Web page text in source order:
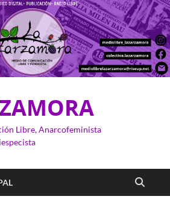
Libre, Anarcofeminista